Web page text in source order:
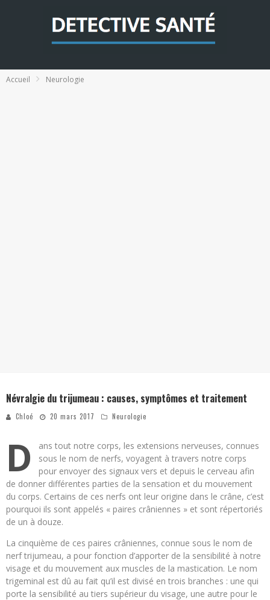
Accueil Neurologie
Névralgie du trijumeau : causes, symptômes et traitement
Chloé 20 mars 2017 Neurologie
D
ans tout notre corps, les extensions nerveuses, connues
sous le nom de nerfs, voyagent à travers notre corps
pour envoyer des signaux vers et depuis le cerveau afin
de donner différentes parties de la sensation et du mouvement
du corps. Certains de ces nerfs ont leur origine dans le crâne, c’est
pourquoi ils sont appelés « paires crâniennes » et sont répertoriés
de un à douze.
La cinquième de ces paires crâniennes, connue sous le nom de
nerf trijumeau, a pour fonction d’apporter de la sensibilité à notre
visage et du mouvement aux muscles de la mastication. Le nom
trigeminal est dû au fait qu’il est divisé en trois branches : une qui
porte la sensibilité au tiers supérieur du visage, une autre pour le